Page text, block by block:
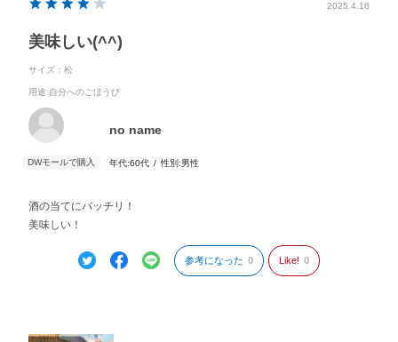
2025.4.16
美味しい(^^)
サイズ：松
用途:自分へのごほうび
no name
年代:60代 性別:男性
酒の当てにバッチリ！
美味しい！
参考になった 0 Like! 0